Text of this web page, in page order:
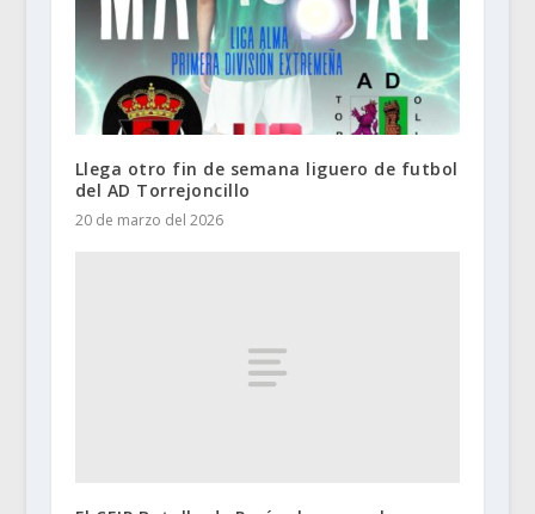
Llega otro fin de semana liguero de futbol
del AD Torrejoncillo
20 de marzo del 2026